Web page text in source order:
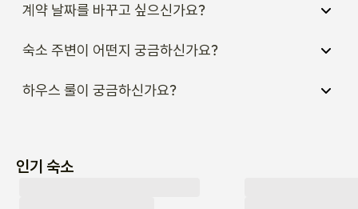
계약 날짜를 바꾸고 싶으신가요?
숙소 주변이 어떤지 궁금하신가요?
하우스 룰이 궁금하신가요?
인기 숙소